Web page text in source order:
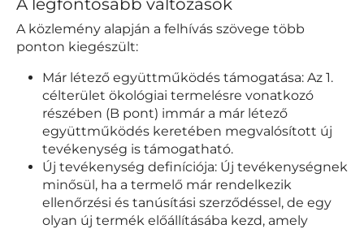
A közlemény alapján a felhívás szövege több
ponton kiegészült:
Már létező együttműködés támogatása: Az 1.
célterület ökológiai termelésre vonatkozó
részében (B pont) immár a már létező
együttműködés keretében megvalósított új
tevékenység is támogatható.
Új tevékenység definíciója: Új tevékenységnek
minősül, ha a termelő már rendelkezik
ellenőrzési és tanúsítási szerződéssel, de egy
olyan új termék előállításába kezd, amely